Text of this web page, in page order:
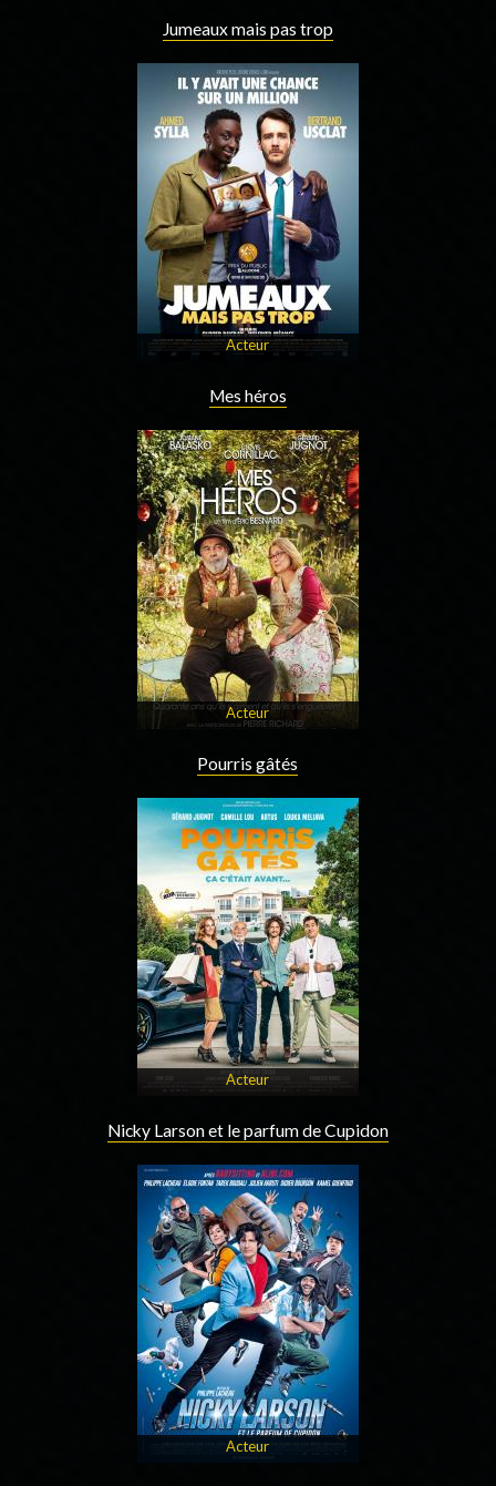
Jumeaux mais pas trop
Acteur
Mes héros
Acteur
Pourris gâtés
Acteur
Nicky Larson et le parfum de Cupidon
Acteur